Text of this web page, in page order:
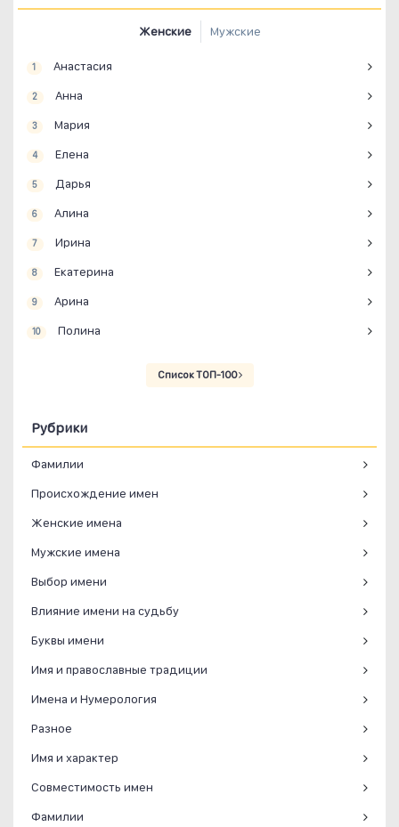
Женские Мужские
1 Анастасия
2 Анна
3 Мария
4 Елена
5 Дарья
6 Алина
7 Ирина
8 Екатерина
9 Арина
10 Полина
Список ТОП-100
Рубрики
Фамилии
Происхождение имен
Женские имена
Мужские имена
Выбор имени
Влияние имени на судьбу
Буквы имени
Имя и православные традиции
Имена и Нумерология
Разное
Имя и характер
Совместимость имен
Фамилии